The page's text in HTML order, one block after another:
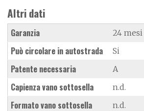
Altri dati
Garanzia 24 mesi
Può circolare in autostrada Si
Patente necessaria A
Capienza vano sottosella n.d.
Formato vano sottosella n.d.